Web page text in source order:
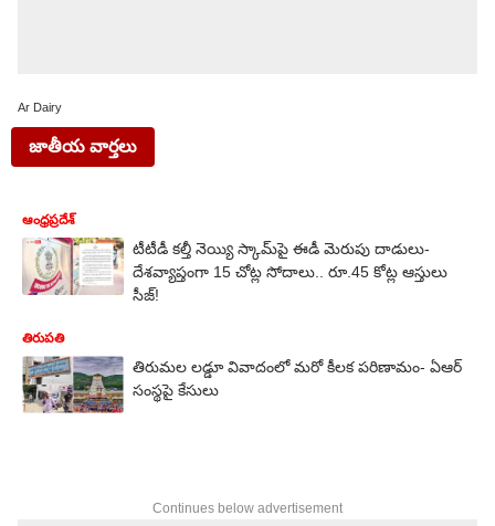
Ar Dairy
జాతీయ వార్తలు
ఆంధ్రప్రదేశ్
టీటీడీ కల్తీ నెయ్యి స్కామ్‌పై ఈడీ మెరుపు దాడులు-
దేశవ్యాప్తంగా 15 చోట్ల సోదాలు.. రూ.45 కోట్ల ఆస్తులు
సీజ్!
తిరుపతి
తిరుమల లడ్డూ వివాదంలో మరో కీలక పరిణామం- ఏఆర్
సంస్థపై కేసులు
Continues below advertisement